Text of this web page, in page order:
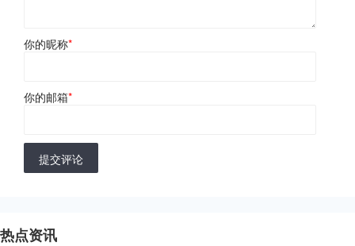
你的昵称*
你的邮箱*
提交评论
热点资讯